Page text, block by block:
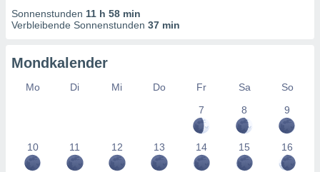
durch
Sonnenstunden 11 h 58 min
Verbleibende Sonnenstunden 37 min
Mondkalender
Mo Di Mi Do Fr Sa
So
7
8 9
10 11 12 13 14 15 16